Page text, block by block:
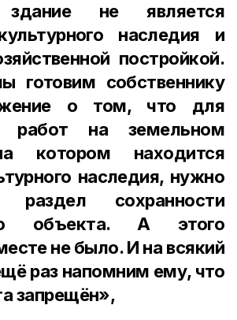
здание не является
наследия и
постройкой.
готовим собственнику
о том, что для
работ на земельном
котором находится
наследия, нужно
раздел сохранности
объекта. А этого
не было. И на всякий
раз напомним ему, что
запрещён»,